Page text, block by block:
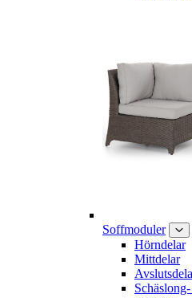
Soffmoduler
Hörndelar
Mittdelar